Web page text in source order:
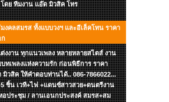
ดย ทีมงาน แอ๊ด มิวสิค โทร
งคลสมรส ทั้งแบบวงฯ และอีเล็คโทน ราคา
ก
งงาน ทุกแนวเพลง หลายหลายสไตส์ งาน
ทเพลงแห่งความรัก ก่อนพิธีการ ราคา
มิวสิค ให้คำตอบท่านได้.. 086-7866022...
ชิ้น เวที+ไฟ +แดนซ์สาวสวย+ดนตรีงาน
อประชุม / ลานเอนกประสงค์ สมรส+สม